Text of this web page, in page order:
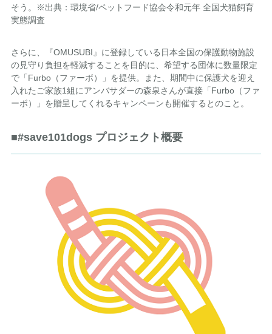
そう。※出典：環境省/ペットフード協会令和元年 全国犬猫飼育
実態調査
さらに、『OMUSUBI』に登録している日本全国の保護動物施設
の見守り負担を軽減することを目的に、希望する団体に数量限定
で「Furbo（ファーボ）」を提供。また、期間中に保護犬を迎え
入れたご家族1組にアンバサダーの森泉さんが直接「Furbo（ファ
ーボ）」を贈呈してくれるキャンペーンも開催するとのこと。
■#save101dogs プロジェクト概要